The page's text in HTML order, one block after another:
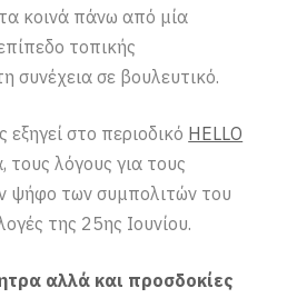
κοινά πάνω από μία
τοπικής
συνέχεια σε βουλευτικό.
στο περιοδικό HELLO
τους λόγους για τους
ψήφο των συμπολιτών του
της 25ης Ιουνίου.
αλλά και προσδοκίες